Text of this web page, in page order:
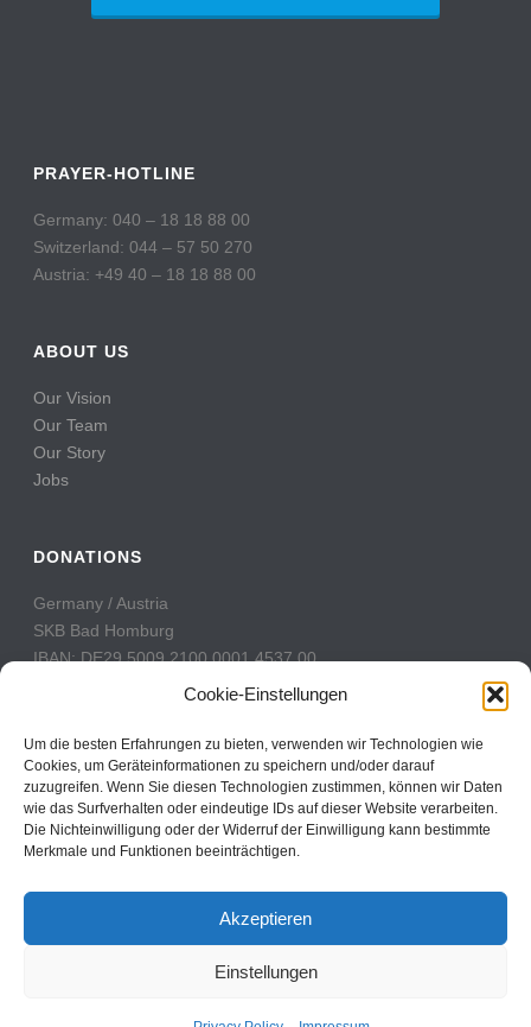
Cookie-Einstellungen
Um die besten Erfahrungen zu bieten, verwenden wir Technologien wie
Cookies, um Geräteinformationen zu speichern und/oder darauf
zuzugreifen. Wenn Sie diesen Technologien zustimmen, können wir Daten
wie das Surfverhalten oder eindeutige IDs auf dieser Website verarbeiten.
Die Nichteinwilligung oder der Widerruf der Einwilligung kann bestimmte
Merkmale und Funktionen beeinträchtigen.
Akzeptieren
Einstellungen
PRAYER-HOTLINE
Germany: 040 – 18 18 88 00
Switzerland: 044 – 57 50 270
Austria: +49 40 – 18 18 88 00
ABOUT US
Our Vision
Our Team
Our Story
Jobs
DONATIONS
Germany / Austria
SKB Bad Homburg
IBAN: DE29 5009 2100 0001 4537 00
BIC: GENODE51BH2
Switzerland
PostFinance
Konto: 60-742493-7
IBAN: CH31 0900 0000 6074 2493 7
BIC: POFICHBEXXX
Contact